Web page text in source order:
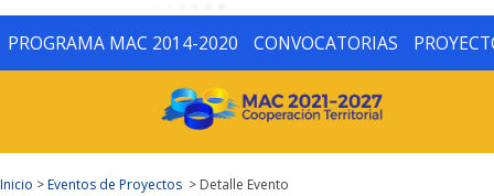
PROGRAMA MAC 2014-2020 CONVOCATORIAS
Inicio >Eventos de Proyectos > Detalle Evento